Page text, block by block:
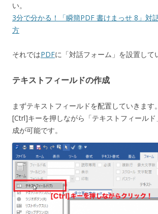
い。
3分で分かる！「瞬簡PDF 書けまっせ 8」対
方
それではPDFに「対話フォーム」を設置して
テキストフィールドの作成
まずテキストフィールドを配置していきます。
[Ctrl]キーを押しながら「テキストフィール
成が可能です。